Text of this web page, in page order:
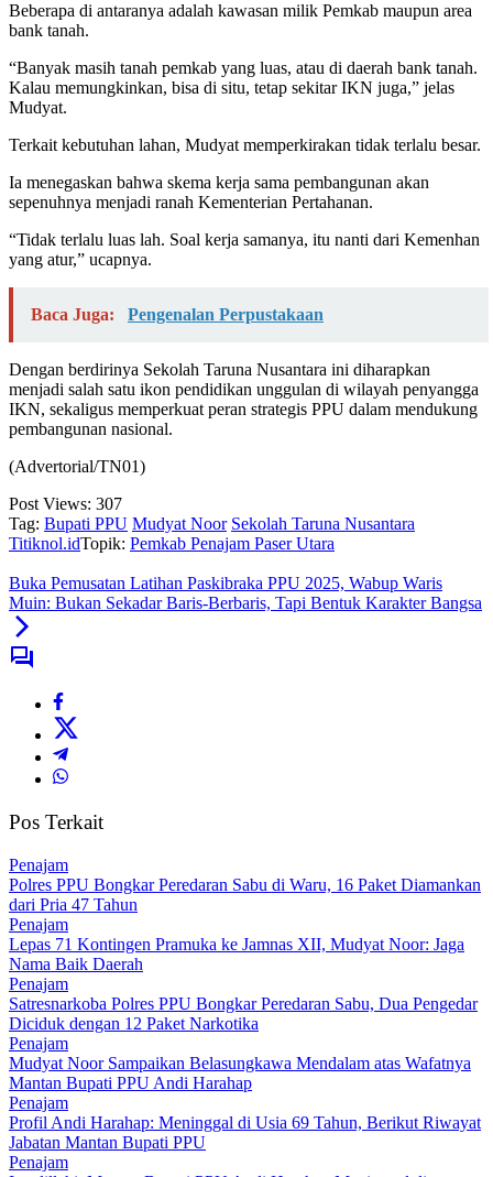
Beberapa di antaranya adalah kawasan milik Pemkab maupun area
bank tanah.
“Banyak masih tanah pemkab yang luas, atau di daerah bank tanah.
Kalau memungkinkan, bisa di situ, tetap sekitar IKN juga,” jelas
Mudyat.
Terkait kebutuhan lahan, Mudyat memperkirakan tidak terlalu besar.
Ia menegaskan bahwa skema kerja sama pembangunan akan
sepenuhnya menjadi ranah Kementerian Pertahanan.
“Tidak terlalu luas lah. Soal kerja samanya, itu nanti dari Kemenhan
yang atur,” ucapnya.
Baca Juga: Pengenalan Perpustakaan
Dengan berdirinya Sekolah Taruna Nusantara ini diharapkan
menjadi salah satu ikon pendidikan unggulan di wilayah penyangga
IKN, sekaligus memperkuat peran strategis PPU dalam mendukung
pembangunan nasional.
(Advertorial/TN01)
Post Views: 307
Tag: Bupati PPU Mudyat Noor Sekolah Taruna Nusantara
Titiknol.idTopik: Pemkab Penajam Paser Utara
Buka Pemusatan Latihan Paskibraka PPU 2025, Wabup Waris
Muin: Bukan Sekadar Baris-Berbaris, Tapi Bentuk Karakter Bangsa
Pos Terkait
Penajam
Polres PPU Bongkar Peredaran Sabu di Waru, 16 Paket Diamankan
dari Pria 47 Tahun
Penajam
Lepas 71 Kontingen Pramuka ke Jamnas XII, Mudyat Noor: Jaga
Nama Baik Daerah
Penajam
Satresnarkoba Polres PPU Bongkar Peredaran Sabu, Dua Pengedar
Diciduk dengan 12 Paket Narkotika
Penajam
Mudyat Noor Sampaikan Belasungkawa Mendalam atas Wafatnya
Mantan Bupati PPU Andi Harahap
Penajam
Profil Andi Harahap: Meninggal di Usia 69 Tahun, Berikut Riwayat
Jabatan Mantan Bupati PPU
Penajam